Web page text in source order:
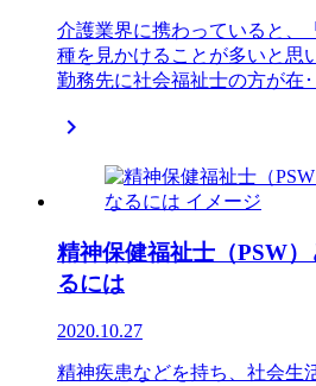
介護業界に携わっていると、
種を見かけることが多いと思
勤務先に社会福祉士の方が在･

精神保健福祉士（PSW
るには
2020.10.27
精神疾患などを持ち、社会生